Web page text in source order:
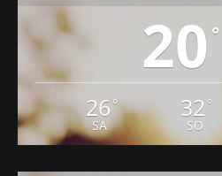
20 °
26 °
SA
32 °
SO